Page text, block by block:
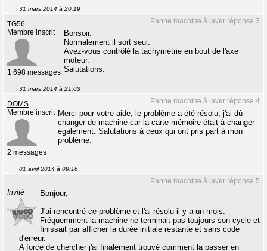
31 mars 2014 à 20:19
Panne machine à laver réponse 3
TG56
Membre inscrit
1 698 messages
Bonsoir.
Normalement il sort seul.
Avez-vous contrôlé la tachymétrie en bout de l'axe
moteur.
Salutations.
31 mars 2014 à 21:03
Panne machine à laver réponse 4
DOMS
Membre inscrit
2 messages
Merci pour votre aide, le problème a été résolu, j'ai dû
changer de machine car la carte mémoire était à changer
également. Salutations à ceux qui ont pris part à mon
problème.
01 avril 2014 à 09:16
Panne machine à laver réponse 5
Invité
Bonjour,
J'ai rencontré ce problème et l'ai résolu il y a un mois.
Fréquemment la machine ne terminait pas toujours son cycle et
finissait par afficher la durée initiale restante et sans code
d'erreur.
A force de chercher j'ai finalement trouvé comment la passer en